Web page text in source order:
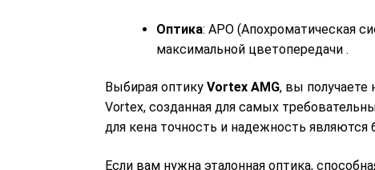
Оптика: APO (Апохроматическая
максимальной цветопередачи .
Выбирая оптику Vortex AMG, вы получаете
Vortex, созданная для самых
для кена точность и надежность
Если вам нужна эталонная оптика,